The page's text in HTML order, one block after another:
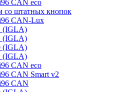
CAN eco
со штатных кнопок
CAN-Lux
(IGLA)
(IGLA)
(IGLA)
(IGLA)
CAN eco
CAN Smart v2
CAN